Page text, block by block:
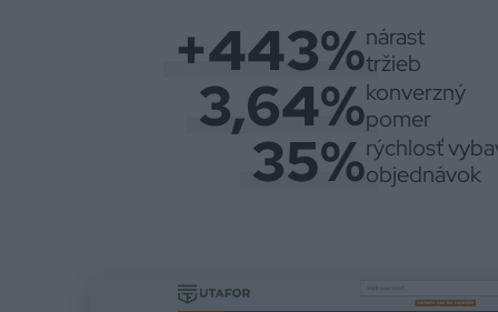
+443%nárast
tržieb
3,64%konverzný
pomer
35%rýchlosť
objednávok